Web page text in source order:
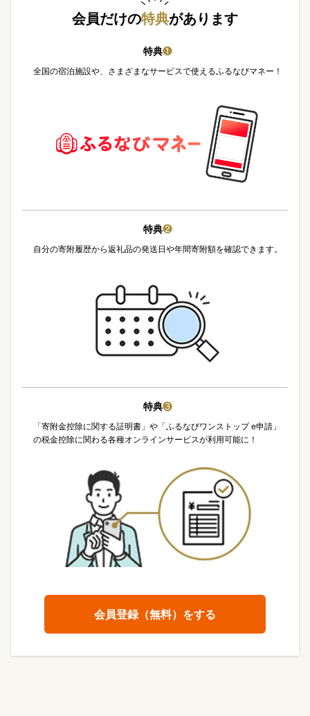
会員だけの特典があります
特典❶
全国の宿泊施設や、さまざまなサービスで使えるふるなびマネー！
特典❷
自分の寄附履歴から返礼品の発送日や年間寄附額を確認できます。
特典❸
「寄附金控除に関する証明書」や「ふるなびワンストップ e申請」
の税金控除に関わる各種オンラインサービスが利用可能に！
会員登録（無料）をする